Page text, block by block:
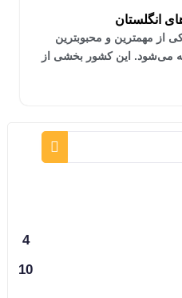
انگلستان
از مهمترین و محبوبترین
می‌شود. این کشور بخشی از
4
10